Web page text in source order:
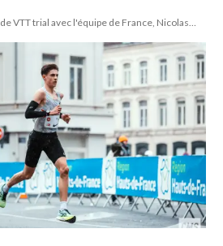
VTT trial avec l'équipe de France, Nicolas